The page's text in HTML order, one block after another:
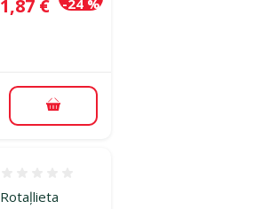
Cena
1,87 €
Pievienot grozam
Rotaļlieta